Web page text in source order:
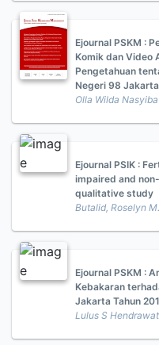
Ejournal PSKM :
Komik dan Video
Pengetahuan
Negeri 98 Jakarta
Olla Wilda Nasyiba
Ejournal PSIK :
impaired and
qualitative study
Butalid, Roselyn
Ejournal PSKM :
Kebakaran
Jakarta Tahun
Lulus S